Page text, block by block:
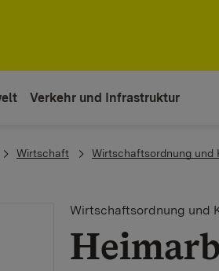
Verkehr und Infrastruktur
Wirtschaft Wirtschaftsordnung und
Wirtschaftsordnung und